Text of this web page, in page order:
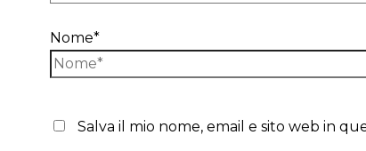
Nome*
Salva il mio nome, email e sito web in